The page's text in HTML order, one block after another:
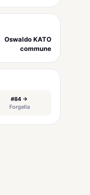
Oswaldo KATO
commune
#84 →
Forgella